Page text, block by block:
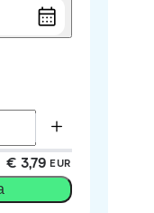
€ 3,79 EUR